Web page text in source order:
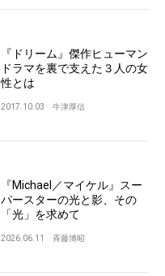
『ドリーム』傑作ヒューマン
ドラマを裏で支えた３人の女
性とは
2017.10.03 牛津厚信
『Michael／マイケル』スー
パースターの光と影、その
「光」を求めて
2026.06.11 斉藤博昭